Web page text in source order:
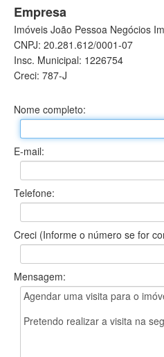
Empresa
Imóveis João Pessoa Negócios
CNPJ: 20.281.612/0001-07
Insc. Municipal: 1226754
Creci: 787-J
Nome completo:
E-mail:
Telefone:
Creci (Informe o número se for
Mensagem: